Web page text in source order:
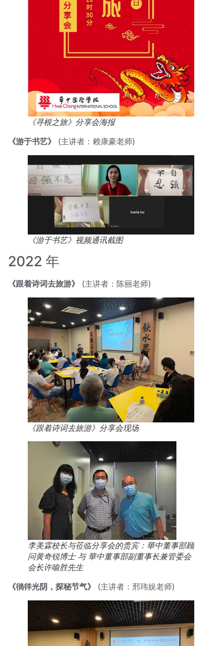
《寻根之旅》分享会海报
《游于书艺》
(主讲者：赖康豪老师)
《游于书艺》视频通讯截图
2022 年
《跟着诗词去旅游》 (主讲者：陈丽老师)
《跟着诗词去旅游》分享会现场
李美霖校长与莅临分享会的贵宾：華中董事部顾
问黄奇锐博士 与 華中董事部副董事长兼管委会
会长许喻胜先生
《徜徉光阴，探秘节气》
(主讲者：邢玮娱老师)